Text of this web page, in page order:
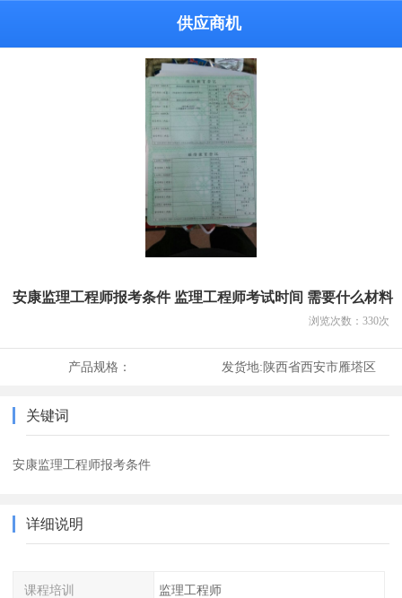
供应商机
安康监理工程师报考条件 监理工程师考试时间 需要什么材料
浏览次数： 330次
产品规格： 发货地:陕西省西安市雁塔区
关键词
安康监理工程师报考条件
详细说明
课程培训 监理工程师